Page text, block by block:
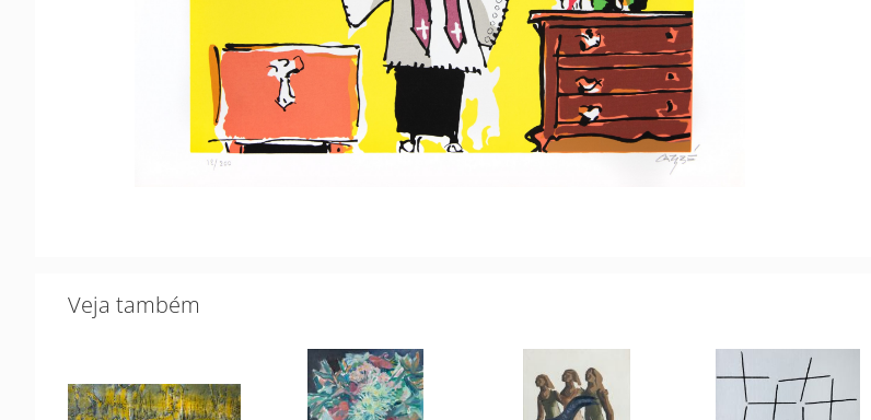
Veja também